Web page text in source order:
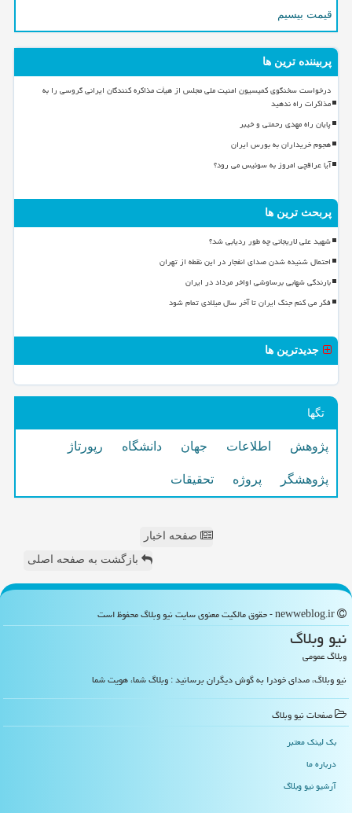
قیمت بیسیم
پربیننده ترین ها
درخواست سخنگوی کمیسیون امنیت ملی مجلس از هیأت مذاکره کنندگان ایرانی گروسی را به
مذاکرات راه ندهید
پایان راه مهدی رحمتی و خیبر
هجوم خریداران به بورس ایران
آیا عراقچی امروز به سوئیس می رود؟
پربحث ترین ها
شهید علی لاریجانی چه طور ردیابی شد؟
احتمال شنیده شدن صدای انفجار در این نقطه از تهران
بارندگی شهابی برساوشی اواخر مرداد در ایران
فکر می کنم جنگ ایران تا آخر سال میلادی تمام شود
جدیدترین ها
تگها
پژوهش اطلاعات جهان دانشگاه رپورتاژ
پژوهشگر پروژه تحقیقات
صفحه اخبار
بازگشت به صفحه اصلی
نیو وبلاگ
وبلاگ عمومی
نیو وبلاگ، صدای خودرا به گوش دیگران برسانید : وبلاگ شما، هویت شما
صفحات نیو وبلاگ
بک لینک معتبر
درباره ما
آرشیو نیو وبلاگ